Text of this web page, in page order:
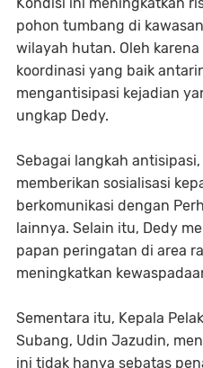
Kondisi ini meningkatkan
pohon tumbang di
wilayah hutan. Oleh
koordinasi yang baik
mengantisipasi kejadian
ungkap Dedy.
Sebagai langkah
memberikan sosialisasi
berkomunikasi dengan
lainnya. Selain itu, Dedy
papan peringatan di area
meningkatkan
Sementara itu, Kepala
Subang, Udin Jazudin,
ini tidak hanya sebatas